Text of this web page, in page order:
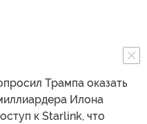
Трампа оказать
Илона
к Starlink, что